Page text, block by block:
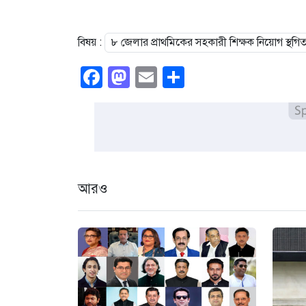
বিষয় : ৮ জেলার প্রাথমিকের সহকারী শিক্ষক নিয়োগ
Facebook
Mastodon
Email
আরও